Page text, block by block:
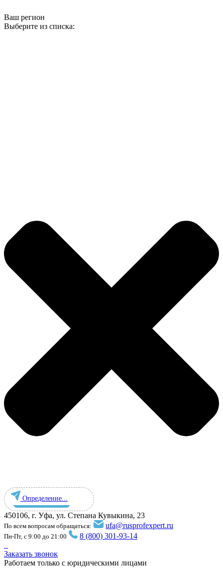
Ваш регион
Выберите из списка:
Определение...
450106, г. Уфа, ул. Степана Кувыкина, 23
По всем вопросам обращаться: ufa@rusprofexpert.ru
Пн-Пт, с 9:00 до 21:00 8 (800) 301-93-14
Заказать звонок
Работаем только с юридическими лицами